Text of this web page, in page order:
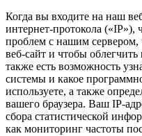
Когда вы входите на наш
интернет-протокола («IP»),
проблем с нашим
веб-сайт и чтобы
также есть возможность
системы и какое
используете, а также
вашего браузера. Ваш IP-
сбора статистической
как мониторинг частоты